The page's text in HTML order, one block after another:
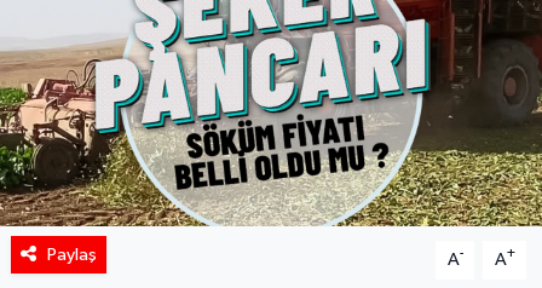
Paylaş A- A+